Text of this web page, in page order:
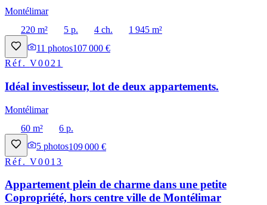
Montélimar
220 m²
5 p. 4 ch.
1 945 m²
11 photos107 000 €
Réf.V0021
Idéal investisseur, lot de deux appartements.
Montélimar
60 m²
6 p.
5 photos109 000 €
Réf.V0013
Appartement plein de charme dans une petite
Copropriété, hors centre ville de Montélimar